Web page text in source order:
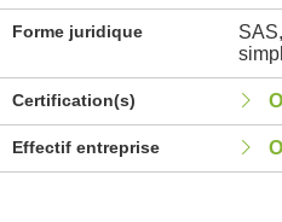
Forme juridique
Certification(s)
Effectif entreprise